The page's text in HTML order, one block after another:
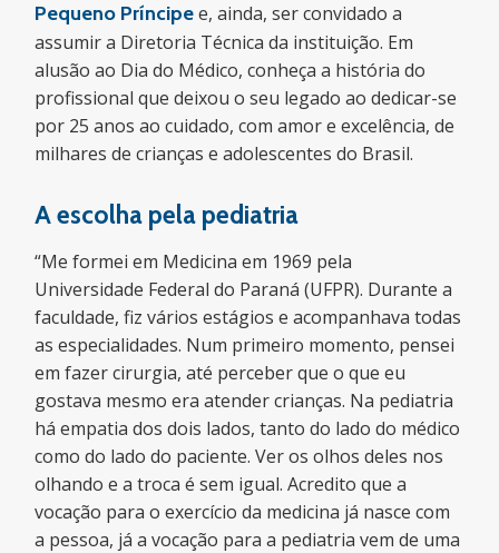
Pequeno Príncipee, ainda, ser convidado a
assumir a Diretoria Técnica da instituição. Em
alusão ao Dia do Médico, conheça a história do
profissional que deixou o seu legado ao dedicar-se
por 25 anos ao cuidado, com amor e excelência, de
milhares de crianças e adolescentes do Brasil.
A escolha pela pediatria
“Me formei em Medicina em 1969 pela
Universidade Federal do Paraná (UFPR). Durante a
faculdade, fiz vários estágios e acompanhava todas
as especialidades. Num primeiro momento, pensei
em fazer cirurgia, até perceber que o que eu
gostava mesmo era atender crianças. Na pediatria
há empatia dos dois lados, tanto do lado do médico
como do lado do paciente. Ver os olhos deles nos
olhando e a troca é sem igual. Acredito que a
vocação para o exercício da medicina já nasce com
a pessoa, já a vocação para a pediatria vem de uma